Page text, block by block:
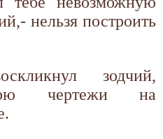
нельзя построить
зодчий,
чертежи на